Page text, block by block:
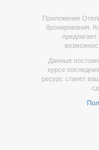
Приложение
бронирования.
Данные
курсе
ресурс станет